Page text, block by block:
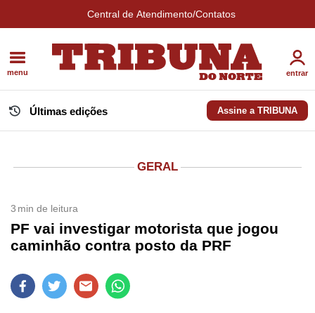
Central de Atendimento/Contatos
menu entrar
Últimas edições Assine a TRIBUNA
GERAL
3 min de leitura
PF vai investigar motorista que jogou
caminhão contra posto da PRF